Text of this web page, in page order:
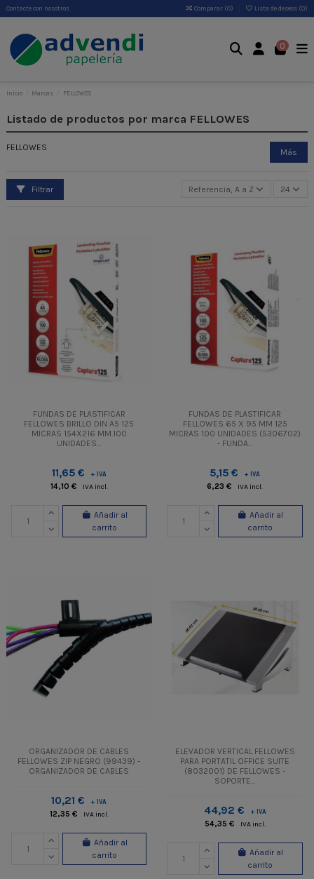
Contacte con nosotros Comparar (0) Lista de deseos (0)
0
Inicio Marcas FELLOWES
Listado de productos por marca FELLOWES
FELLOWES Más
Filtrar Referencia, A a Z 24
FUNDAS DE PLASTIFICAR
FELLOWES BRILLO DIN A5 125
MICRAS 154X216 MM.100
UNIDADES...
11,65 € + IVA
14,10 € IVA incl.
Añadir al
carrito
FUNDAS DE PLASTIFICAR
FELLOWES 65 X 95 MM 125
MICRAS 100 UNIDADES (5306702)
- FUNDA...
5,15 € + IVA
6,23 € IVA incl.
Añadir al
carrito
ORGANIZADOR DE CABLES
FELLOWES ZIP NEGRO (99439) -
ORGANIZADOR DE CABLES
10,21 € + IVA
12,35 € IVA incl.
Añadir al
carrito
ELEVADOR VERTICAL FELLOWES
PARA PORTATIL OFFICE SUITE
(8032001) DE FELLOWES -
SOPORTE...
44,92 € + IVA
54,35 € IVA incl.
Añadir al
carrito